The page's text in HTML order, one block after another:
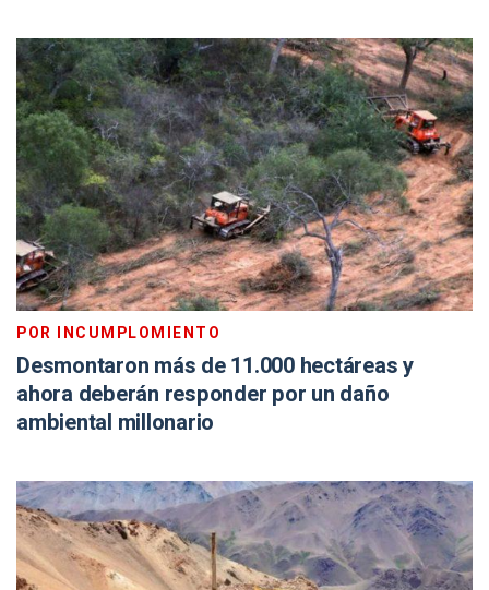
POR INCUMPLOMIENTO
Desmontaron más de 11.000 hectáreas y
ahora deberán responder por un daño
ambiental millonario